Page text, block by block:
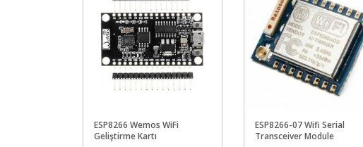
ESP8266 Wemos WiFi
Geliştirme Kartı
ESP8266-07 Wifi Serial
Transceiver Module